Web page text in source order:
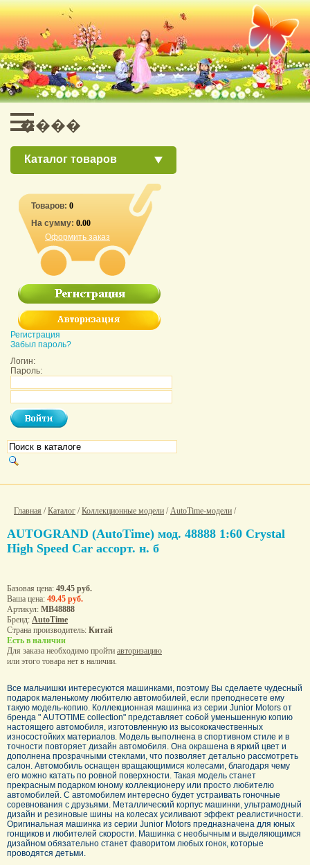
Каталог товаров
Главная /Каталог /Коллекционные модели /AutoTime-модели /
AUTOGRAND (AutoTime) мод. 48888 1:60 Crystal
High Speed Car ассорт. н. б
Базовая цена: 49.45 руб.
Ваша цена: 49.45 руб.
Артикул: МВ48888
Бренд: AutoTime
Страна производитель: Китай
Есть в наличии
Для заказа необходимо пройти авторизацию
или этого товара нет в наличии.
Все мальчишки интересуются машинками, поэтому Вы сделаете чудесный
подарок маленькому любителю автомобилей, если преподнесете ему
такую модель-копию. Коллекционная машинка из серии Junior Motors от
бренда " AUTOTIME collection" представляет собой уменьшенную копию
настоящего автомобиля, изготовленную из высококачественных
износостойких материалов. Модель выполнена в спортивном стиле и в
точности повторяет дизайн автомобиля. Она окрашена в яркий цвет и
дополнена прозрачными стеклами, что позволяет детально рассмотреть
салон. Автомобиль оснащен вращающимися колесами, благодаря чему
его можно катать по ровной поверхности. Такая модель станет
прекрасным подарком юному коллекционеру или просто любителю
автомобилей. С автомобилем интересно будет устраивать гоночные
соревнования с друзьями. Металлический корпус машинки, ультрамодный
дизайн и резиновые шины на колесах усиливают эффект реалистичности.
Оригинальная машинка из серии Junior Motors предназначена для юных
гонщиков и любителей скорости. Машинка с необычным и выделяющимся
дизайном обязательно станет фаворитом любых гонок, которые
проводятся детьми.
Товаров: 0
На сумму: 0.00
Оформить заказ
Регистрация
Забыл пароль?
Логин:
Пароль: